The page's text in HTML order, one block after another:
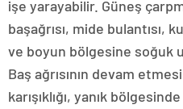
işe yarayabilir. Güneş
başağrısı, mide bulantısı,
ve boyun bölgesine soğuk
Baş ağrısının devam
karışıklığı, yanık